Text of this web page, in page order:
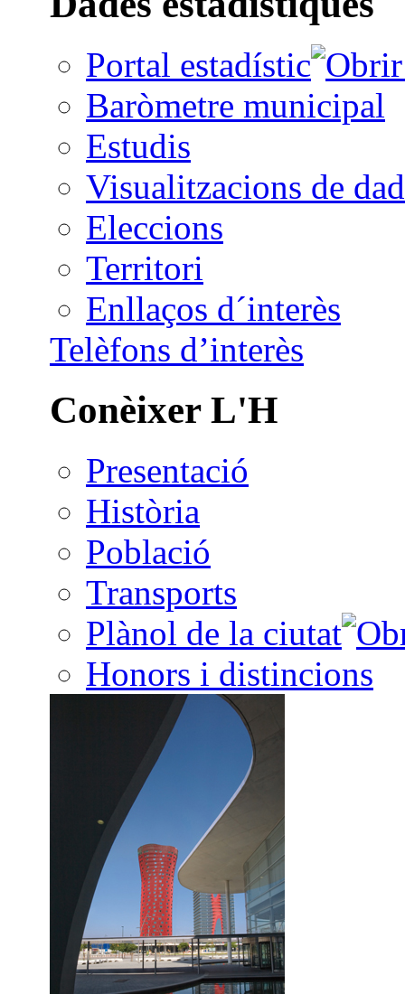
Portal estadístic
Baròmetre municipal
Estudis
Visualitzacions de
Eleccions
Territori
Enllaços d´interès
Telèfons d’interès
Conèixer L'H
Presentació
Història
Població
Transports
Plànol de la ciutat
Honors i distincions